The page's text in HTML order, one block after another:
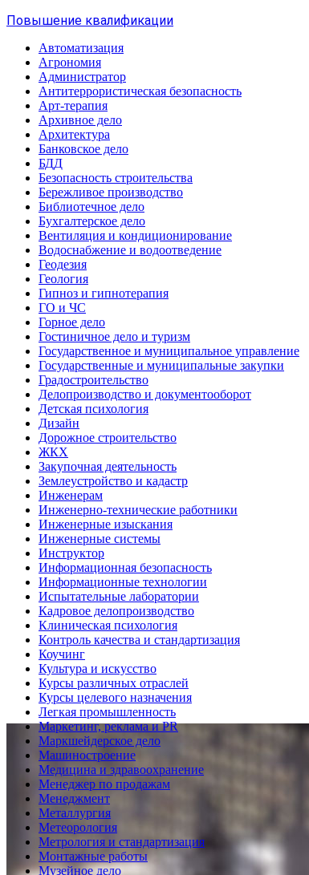
Повышение квалификации
Автоматизация
Агрономия
Администратор
Антитеррористическая безопасность
Арт-терапия
Архивное дело
Архитектура
Банковское дело
БДД
Безопасность строительства
Бережливое производство
Библиотечное дело
Бухгалтерское дело
Вентиляция и кондиционирование
Водоснабжение и водоотведение
Геодезия
Геология
Гипноз и гипнотерапия
ГО и ЧС
Горное дело
Гостиничное дело и туризм
Государственное и муниципальное управление
Государственные и муниципальные закупки
Градостроительство
Делопроизводство и документооборот
Детская психология
Дизайн
Дорожное строительство
ЖКХ
Закупочная деятельность
Землеустройство и кадастр
Инженерам
Инженерно-технические работники
Инженерные изыскания
Инженерные системы
Инструктор
Информационная безопасность
Информационные технологии
Испытательные лаборатории
Кадровое делопроизводство
Клиническая психология
Контроль качества и стандартизация
Коучинг
Культура и искусство
Курсы различных отраслей
Курсы целевого назначения
Легкая промышленность
Маркетинг, реклама и PR
Маркшейдерское дело
Машиностроение
Медицина и здравоохранение
Менеджер по продажам
Менеджмент
Металлургия
Метеорология
Метрология и стандартизация
Монтажные работы
Музейное дело